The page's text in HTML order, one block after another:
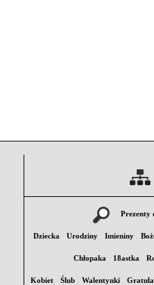
Prezenty
Dziecka Urodziny Imieniny
Chłopaka 18astka
Kobiet Ślub Walentynki